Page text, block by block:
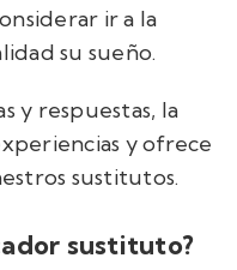
ir a la
su sueño.
y respuestas, la
y ofrece
sustitutos.
sustituto?